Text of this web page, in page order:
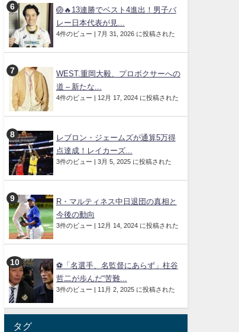
🏐🔥13連勝でベスト4進出！男子バ
レー日本代表が見...
4件のビュー 7月 31, 2026 に投稿された
WEST.重岡大毅、プロボクサーへの
道 – 新たな...
4件のビュー 12月 17, 2024 に投稿された
レブロン・ジェームズが通算5万得
点達成！レイカーズ...
3件のビュー 3月 5, 2025 に投稿された
R・マルティネス中日退団の真相と
今後の動向
3件のビュー 12月 14, 2024 に投稿された
⚽「名選手、名監督にあらず」柱谷
哲二が歩んだ“苦難...
3件のビュー 11月 2, 2025 に投稿された
タグ